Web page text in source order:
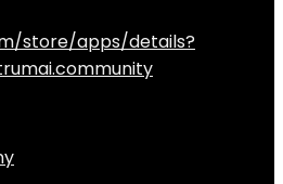
store/apps/details?